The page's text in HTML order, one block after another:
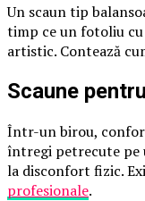
Un scaun tip
timp ce un fotoliu
artistic. Contează
Scaune
Într-un birou,
întregi petrecute pe
la disconfort fizic.
profesionale.